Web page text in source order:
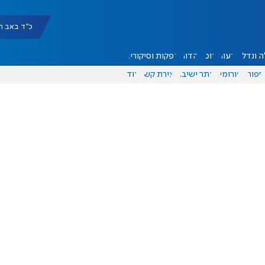
כ"ד באב תשפ"ו
ונדל"ן דעות אוכל יהדות הפקות וסיקורים
ספורט פורומים אתר ישיבה יצירת קשר עוד